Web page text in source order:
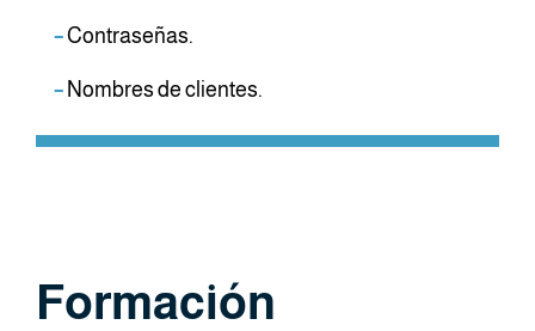
–Contraseñas.
–Nombres de clientes.
Formación